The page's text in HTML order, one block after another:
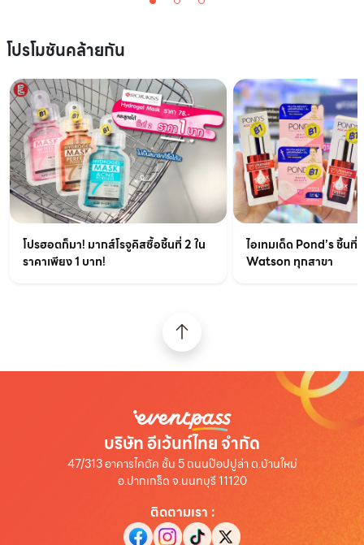
โปรโมชันคล้ายกัน
โปรฮอตก็มา! มากส์โรจูคิสซื้อชิ้นที่ 2 ใน
ราคาเพียง 1 บาท!
ไอเทมเด็ด Pond’s ชิ้นที่
Watson ทุกสาขา
บริษัท อีเว้นท์ไทย จำกัด
47/313 อาคารไคตัค ชั้น 5 ถนนป๊อปปูล่า ต.บ้านใหม่
อ.ปากเกร็ด จ.นนทบุรี 11120
ติดตามเรา :